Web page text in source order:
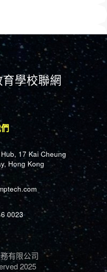
學校聯網
17 Kai Cheung
Hong Kong
0023
有限公司
2025